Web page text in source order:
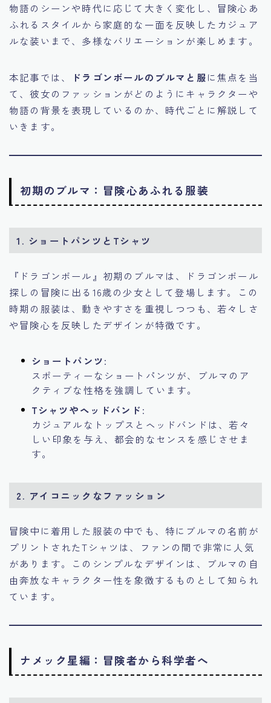
物語のシーンや時代に応じて大きく変化し、冒険心あ
ふれるスタイルから家庭的な一面を反映したカジュア
ルな装いまで、多様なバリエーションが楽しめます。
本記事では、 ドラゴンボールのブルマと服に焦点を当
て、彼女のファッションがどのようにキャラクターや
物語の背景を表現しているのか、時代ごとに解説して
いきます。
初期のブルマ：冒険心あふれる服装
1. ショートパンツとTシャツ
『ドラゴンボール』初期のブルマは、ドラゴンボール
探しの冒険に出る16歳の少女として登場します。この
時期の服装は、動きやすさを重視しつつも、若々しさ
や冒険心を反映したデザインが特徴です。
ショートパンツ:
スポーティーなショートパンツが、ブルマのア
クティブな性格を強調しています。
Tシャツやヘッドバンド:
カジュアルなトップスとヘッドバンドは、若々
しい印象を与え、都会的なセンスを感じさせま
す。
2. アイコニックなファッション
冒険中に着用した服装の中でも、特にブルマの名前が
プリントされたTシャツは、ファンの間で非常に人気
があります。このシンプルなデザインは、ブルマの自
由奔放なキャラクター性を象徴するものとして知られ
ています。
ナメック星編：冒険者から科学者へ